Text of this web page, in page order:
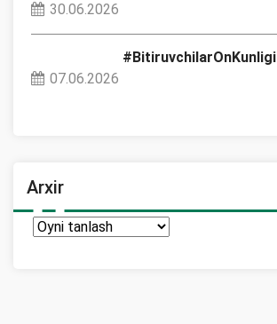
30.06.2026
#BitiruvchilarOnKunligi
07.06.2026
Arxir
Arxir